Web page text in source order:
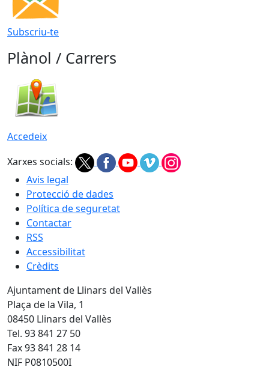
Subscriu-te
Plànol / Carrers
Accedeix
Xarxes socials:
Avis legal
Protecció de dades
Política de seguretat
Contactar
RSS
Accessibilitat
Crèdits
Ajuntament de Llinars del Vallès
Plaça de la Vila, 1
08450 Llinars del Vallès
Tel. 93 841 27 50
Fax 93 841 28 14
NIF P0810500I